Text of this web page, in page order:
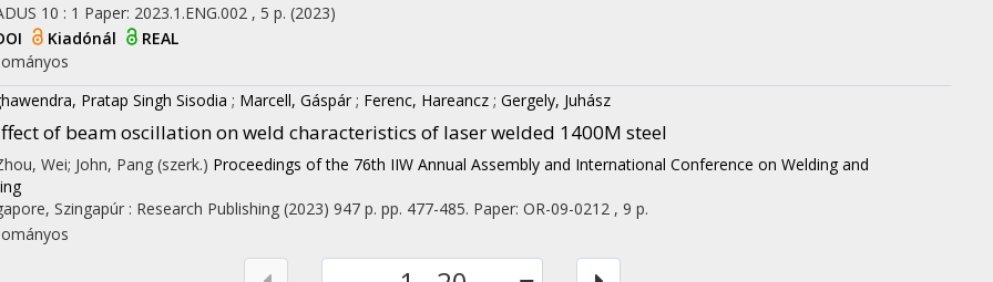
10 : 1 Paper: 2023.1.ENG.002 , 5 p. (2023)
Kiadónál
REAL
Pratap Singh Sisodia ; Marcell, Gáspár ; Ferenc, Hareancz ; Gergely, Juhász
of beam oscillation on weld characteristics of laser welded 1400M steel
Wei; John, Pang (szerk.) Proceedings of the 76th IIW Annual Assembly and International Conference on Welding and
Szingapúr : Research Publishing (2023) 947 p. pp. 477-485. Paper: OR-09-0212 , 9 p.